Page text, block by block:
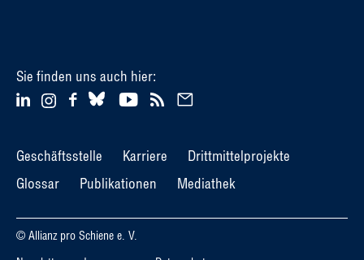
Sie finden uns auch hier:
Geschäftsstelle Karriere
Drittmittelprojekte
Glossar
Publikationen Mediathek
© Allianz pro Schiene e. V.